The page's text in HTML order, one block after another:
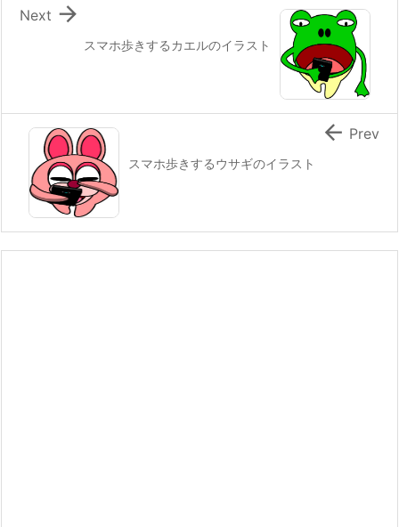
スマホ歩きするカエルのイラスト

Next
スマホ歩きするウサギのイラスト
 Prev